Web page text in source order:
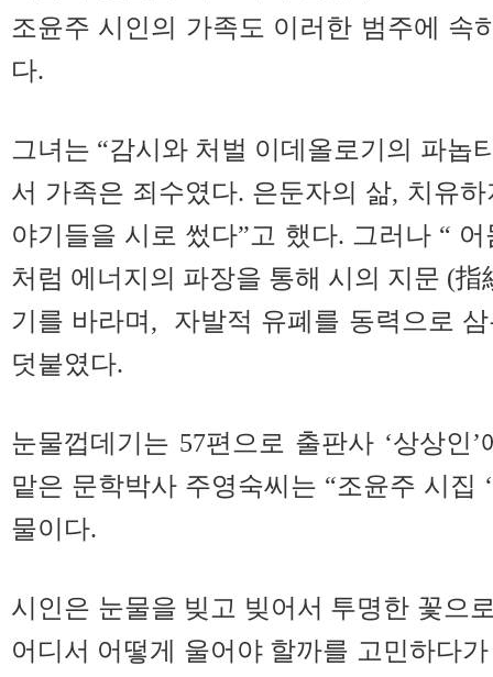
조윤주 시인의 가족도 이러한 범주에 속
다.
그녀는 “감시와 처벌 이데올로기의 파놉
서 가족은 죄수였다. 은둔자의 삶, 치유
야기들을 시로 썼다”고 했다. 그러나 “
처럼 에너지의 파장을 통해 시의 지문 (
기를 바라며, 자발적 유폐를 동력으로
덧붙였다.
눈물껍데기는 57편으로 출판사 ‘상상인
맡은 문학박사 주영숙씨는 “조윤주 시집
물이다.
시인은 눈물을 빚고 빚어서 투명한 꽃으
어디서 어떻게 울어야 할까를 고민하다